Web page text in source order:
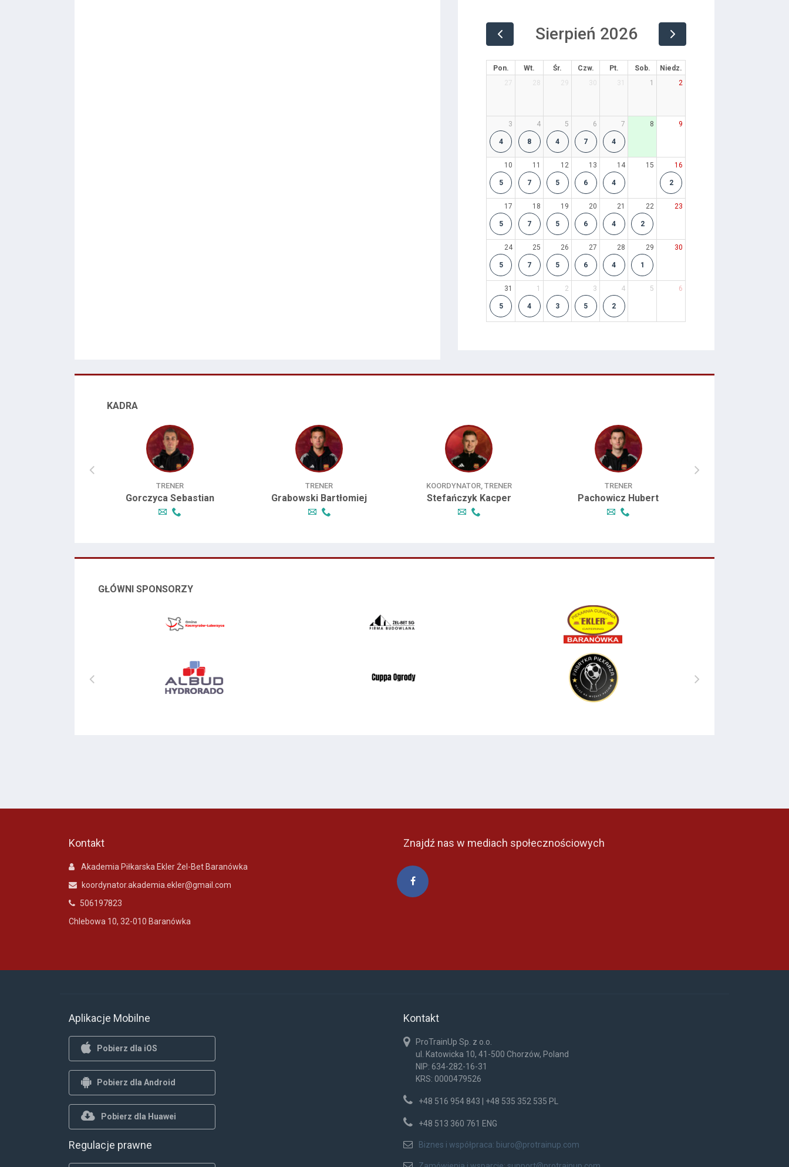
Sierpień 2026
Pon. Wt. Śr. Czw. Pt. Sob.
Niedz.
27
28 29 30 31 1 2
3
4
4
8
5
4
6
7
7
4
8 9
10
5
11
7
12
5
13
6
14
4
15 16
2
17
5
18
7
19
5
20
6
21
4
22
2
23
24
5
25
7
26
5
27
6
28
4
29
1
30
31
5
1
4
2
3
3
5
4
2
5 6
KADRA
TRENER
Gorczyca Sebastian
TRENER
Grabowski Bartłomiej
KOORDYNATOR, TRENER
Stefańczyk Kacper
TRENER
Pachowicz Hubert
GŁÓWNI SPONSORZY
Kontakt
Akademia Piłkarska Ekler Żel-Bet Baranówka
koordynator.akademia.ekler@gmail.com
506197823
Chlebowa 10, 32-010 Baranówka
Znajdź nas w mediach społecznościowych
Aplikacje Mobilne
Pobierz dla iOS
Pobierz dla Android
Pobierz dla Huawei
Regulacje prawne
Kontakt
ProTrainUp Sp. z o.o.
ul. Katowicka 10, 41-500 Chorzów, Poland
NIP: 634-282-16-31
KRS: 0000479526
+48 516 954 843 | +48 535 352 535 PL
+48 513 360 761 ENG
Biznes i współpraca: biuro@protrainup.com